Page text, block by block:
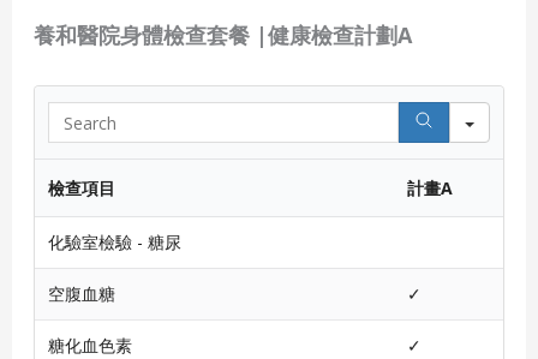
養和醫院身體檢查套餐 |健康檢查計劃A
S
e
檢查項目 計畫A
化驗室檢驗 - 糖尿
空腹血糖 ✓
糖化血色素 ✓